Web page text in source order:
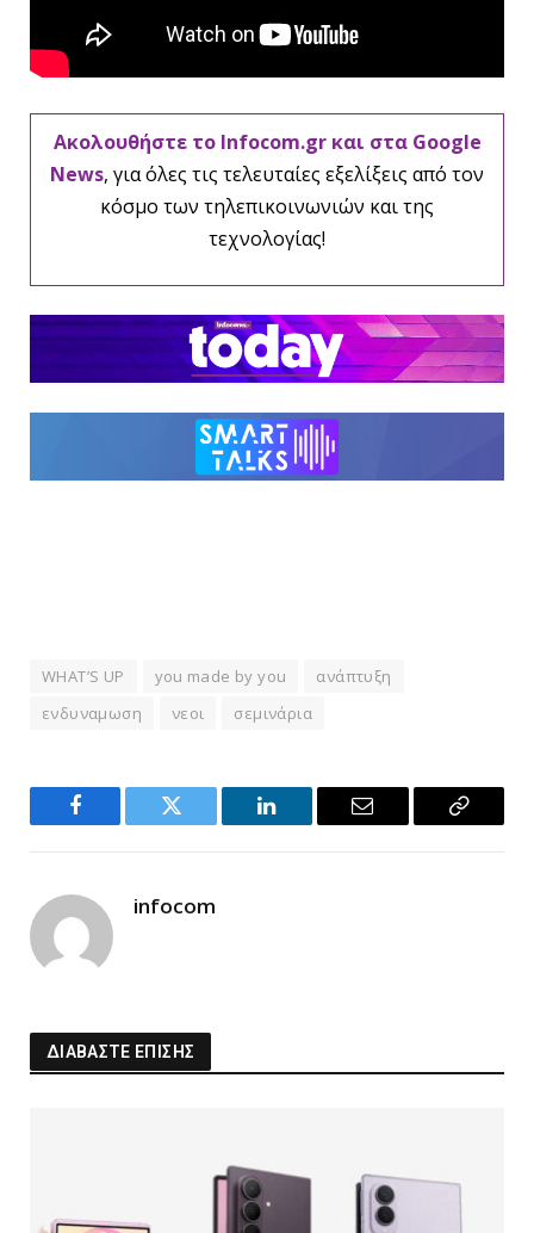
Ακολουθήστε το Infocom.gr και στα Google
News, για όλες τις τελευταίες εξελίξεις από τον
κόσμο των τηλεπικοινωνιών και της
τεχνολογίας!
WHAT’S UP you made by you
ανάπτυξη
ενδυναμωση
νεοι σεμινάρια
Facebook Twitter LinkedIn Email
Copy
infocom
ΔΙΑΒΑΣΤΕ ΕΠΙΣΗΣ